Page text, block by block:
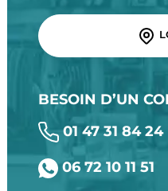
BESOIN D’UN
01 47 31 84 24
06 72 10 11 51